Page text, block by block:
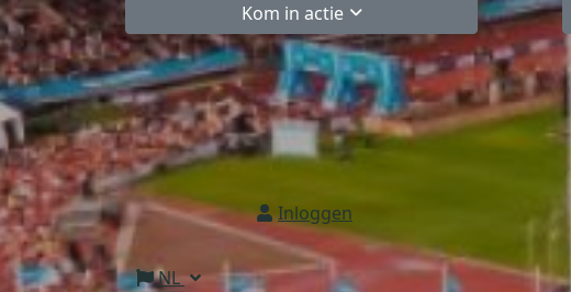
Kom in actie
Inloggen
NL